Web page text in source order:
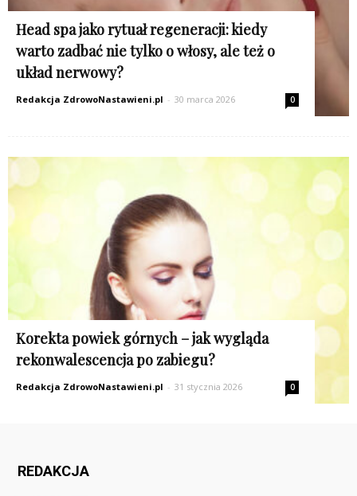
Head spa jako rytuał regeneracji: kiedy
warto zadbać nie tylko o włosy, ale też o
układ nerwowy?
Redakcja ZdrowoNastawieni.pl - 30 marca 2026 0
Korekta powiek górnych – jak wygląda
rekonwalescencja po zabiegu?
Redakcja ZdrowoNastawieni.pl - 31 stycznia 2026 0
REDAKCJA